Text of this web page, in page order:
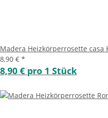
Madera Heizkörperrosette
8,90 € *
8,90 € pro 1 Stück